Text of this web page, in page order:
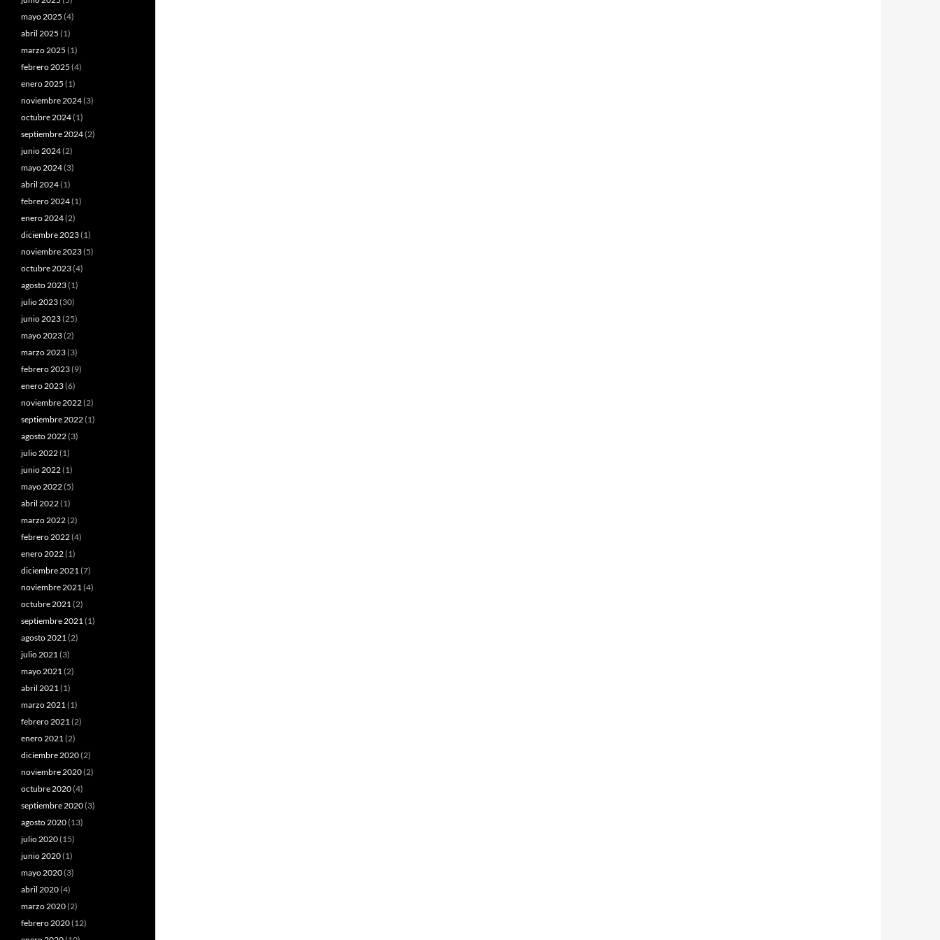
mayo 2025 (4)
abril 2025 (1)
marzo 2025 (1)
febrero 2025 (4)
enero 2025 (1)
noviembre 2024(3)
octubre 2024(1)
septiembre 2024(2)
junio 2024(2)
mayo 2024(3)
abril 2024(1)
febrero 2024(1)
enero 2024(2)
diciembre 2023(1)
noviembre 2023(5)
octubre 2023(4)
agosto 2023(1)
julio 2023(30)
junio 2023(25)
mayo 2023(2)
marzo 2023(3)
febrero 2023(9)
enero 2023(6)
noviembre 2022(2)
septiembre 2022(1)
agosto 2022(3)
julio 2022(1)
junio 2022(1)
mayo 2022(5)
abril 2022(1)
marzo 2022(2)
febrero 2022(4)
enero 2022(1)
diciembre 2021(7)
noviembre 2021(4)
octubre 2021(2)
septiembre 2021(1)
agosto 2021(2)
julio 2021(3)
mayo 2021(2)
abril 2021(1)
marzo 2021(1)
febrero 2021(2)
enero 2021(2)
diciembre 2020(2)
noviembre 2020(2)
octubre 2020(4)
septiembre 2020(3)
agosto 2020(13)
julio 2020(15)
junio 2020(1)
mayo 2020(3)
abril 2020(4)
marzo 2020(2)
febrero 2020(12)